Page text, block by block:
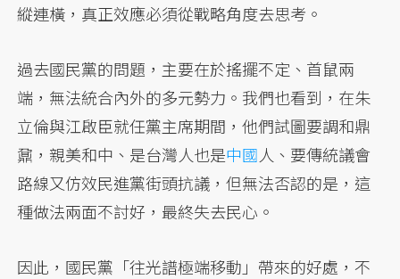
縱連橫，真正效應必須從戰略角度去思考。
過去國民黨的問題，主要在於搖擺不定、首鼠兩
端，無法統合內外的多元勢力。我們也看到，在朱
立倫與江啟臣就任黨主席期間，他們試圖要調和鼎
鼐，親美和中、是台灣人也是中國人、要傳統議會
路線又仿效民進黨街頭抗議，但無法否認的是，這
種做法兩面不討好，最終失去民心。
因此，國民黨「往光譜極端移動」帶來的好處，不